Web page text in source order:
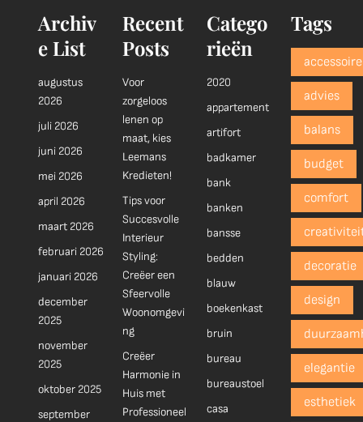
Archiv
e List
augustus
2026
juli 2026
juni 2026
mei 2026
april 2026
maart 2026
februari 2026
januari 2026
december
2025
november
2025
oktober 2025
september
Recent
Posts
Voor
zorgeloos
lenen op
maat, kies
Leemans
Kredieten!
Tips voor
Succesvolle
Interieur
Styling:
Creëer een
Sfeervolle
Woonomgevi
ng
Creëer
Harmonie in
Huis met
Professioneel
Catego
rieën
2020
appartement
artifort
badkamer
bank
banken
bansse
bedden
blauw
boekenkast
bruin
bureau
bureaustoel
casa
Tags
advies
balans
budget
comfort
decoratie
design
elegantie
esthetiek